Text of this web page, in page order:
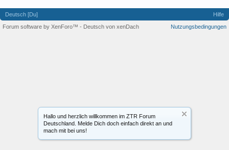
Hallo und herzlich willkommen im ZTR Forum
Deutschland. Melde Dich doch einfach direkt an und
mach mit bei uns!
Deutsch [Du]
Hilfe
Nutzungsbedingungen
Forum software by XenForo™ - Deutsch von xenDach